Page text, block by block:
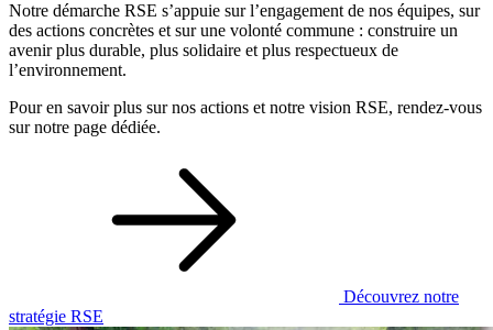
Notre démarche RSE s’appuie sur l’engagement de nos équipes, sur
des actions concrètes et sur une volonté commune : construire un
avenir plus durable, plus solidaire et plus respectueux de
l’environnement.
Pour en savoir plus sur nos actions et notre vision RSE, rendez-vous
sur notre page dédiée.
Découvrez notre
stratégie RSE